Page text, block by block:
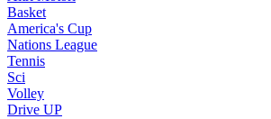
Basket
America's Cup
Nations League
Tennis
Sci
Volley
Drive UP